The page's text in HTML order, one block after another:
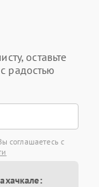
оставьте
радостью
соглашаетесь с